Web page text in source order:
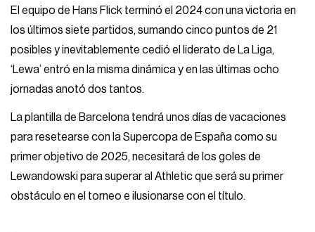
El equipo de Hans Flick terminó el 2024 con una victoria en
los últimos siete partidos, sumando cinco puntos de 21
posibles y inevitablemente cedió el liderato de La Liga,
‘Lewa’ entró en la misma dinámica y en las últimas ocho
jornadas anotó dos tantos.
La plantilla de Barcelona tendrá unos días de vacaciones
para resetearse con la Supercopa de España como su
primer objetivo de 2025, necesitará de los goles de
Lewandowski para superar al Athletic que será su primer
obstáculo en el torneo e ilusionarse con el título.